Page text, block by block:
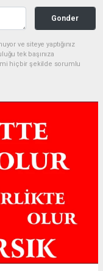
Gonder
ve siteye yaptığınız
tek başınıza
hiçbir şekilde sorumlu